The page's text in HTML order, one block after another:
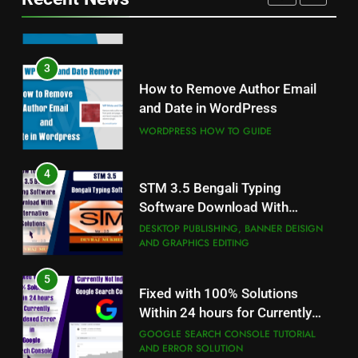
4
Alternative Solutions
DESKTOP PUBLISHING, BANNER DEISIGN
AND GRAPHICS EDITING
5
Not Indexed Error in Google
Search Console
GOOGLE SEARCH CONSOLE TUTORIAL
AND ERROR SOLUTION
6
7.0 for Editing Photos
WINDOWS HOW TO GUIDE
7
WORDPRESS HOW TO GUIDE
3
and Date in WordPress
WORDPRESS HOW TO GUIDE
4
Software Download With
Alternative Solutions
DESKTOP PUBLISHING, BANNER DEISIGN
AND GRAPHICS EDITING
5
Within 24 hours for Currently
Not Indexed Error in Google
Search Console
GOOGLE SEARCH CONSOLE TUTORIAL
AND ERROR SOLUTION